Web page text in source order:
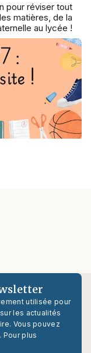
pour réviser tout
matières, de la
au lycée !
utilisée pour
les actualités
Vous pouvez
Pour plus